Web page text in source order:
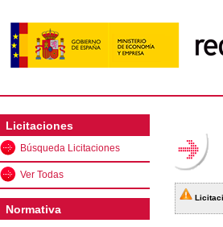
Licitaciones
Búsqueda Licitaciones
Ver Todas
Normativa